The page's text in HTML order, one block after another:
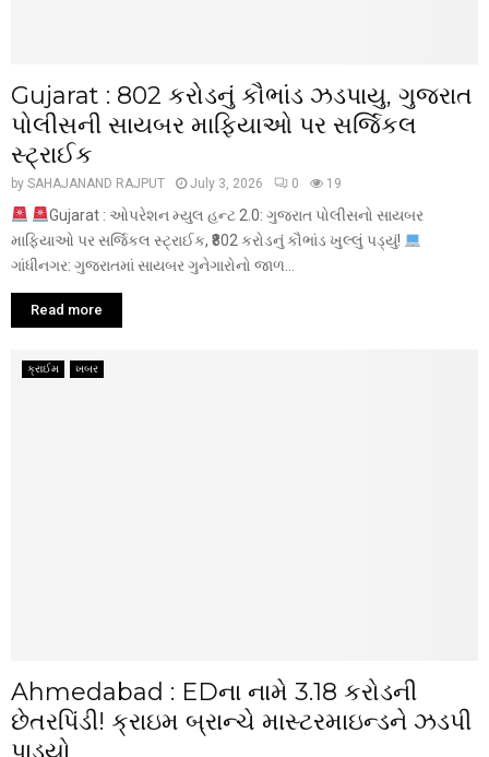
Gujarat : ₹802 કરોડનું કૌભાંડ ઝડપાયુ, ગુજરાત
પોલીસની સાયબર માફિયાઓ પર સર્જિકલ
સ્ટ્રાઈક
by SAHAJANAND RAJPUT July 3, 2026 0 19
Gujarat : ઓપરેશન મ્યુલ હન્ટ 2.0: ગુજરાત પોલીસનો સાયબર
માફિયાઓ પર સર્જિકલ સ્ટ્રાઈક, ₹802 કરોડનું કૌભાંડ ખુલ્લું પડ્યું!
ગાંધીનગર: ગુજરાતમાં સાયબર ગુનેગારોનો જાળ...
Read more
ક્રાઈમ ખબર
Ahmedabad : EDના નામે ₹3.18 કરોડની
છેતરપિંડી! ક્રાઇમ બ્રાન્ચે માસ્ટરમાઇન્ડને ઝડપી
પાડ્યો